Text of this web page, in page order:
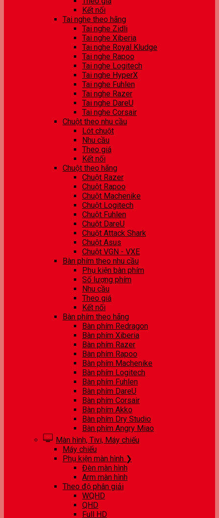
Kết nối
Tai nghe theo hãng
Tai nghe Zidli
Tai nghe Xiberia
Tai nghe Royal Kludge
Tai nghe Rapoo
Tai nghe Logitech
Tai nghe HyperX
Tai nghe Fuhlen
Tai nghe Razer
Tai nghe DareU
Tai nghe Corsair
Chuột theo nhu cầu
Lót chuột
Nhu cầu
Theo giá
Kết nối
Chuột theo hãng
Chuột Razer
Chuột Rapoo
Chuột Machenike
Chuột Logitech
Chuột Fuhlen
Chuột DareU
Chuột Attack Shark
Chuột Asus
Chuột VGN - VXE
Bàn phím theo nhu cầu
Phụ kiện bàn phím
Số lượng phím
Nhu cầu
Theo giá
Kết nối
Bàn phím theo hãng
Bàn phím Redragon
Bàn phím Xiberia
Bàn phím Razer
Bàn phím Rapoo
Bàn phím Machenike
Bàn phím Logitech
Bàn phím Fuhlen
Bàn phím DareU
Bàn phím Corsair
Bàn phím Akko
Bàn phím Dry Studio
Bàn phím Angry Miao
Màn hình, Tivi, Máy chiếu
Máy chiếu
Phụ kiện màn hình ❯
Đèn màn hình
Arm màn hình
Theo độ phân giải
WQHD
QHD
Full HD